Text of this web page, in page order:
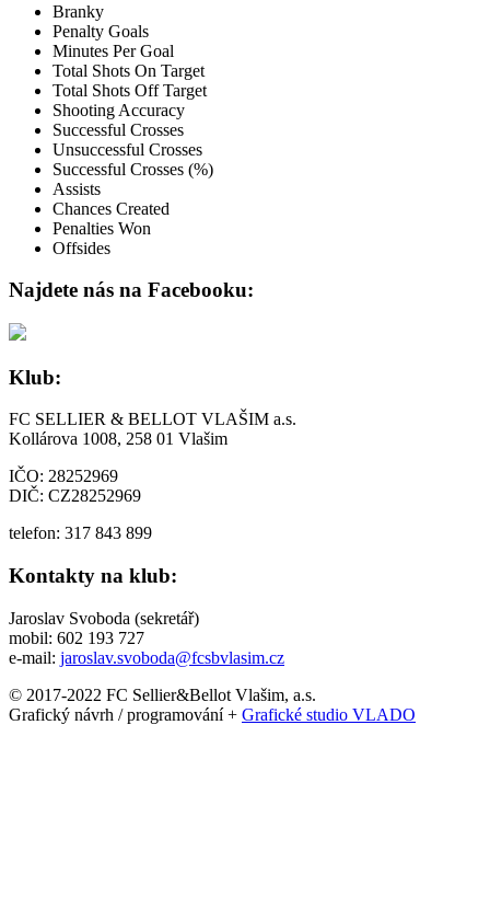
Branky
Penalty Goals
Minutes Per Goal
Total Shots On Target
Total Shots Off Target
Shooting Accuracy
Successful Crosses
Unsuccessful Crosses
Successful Crosses (%)
Assists
Chances Created
Penalties Won
Offsides
Najdete nás na Facebooku:
Klub:
FC SELLIER & BELLOT VLAŠIM a.s.
Kollárova 1008, 258 01 Vlašim
IČO: 28252969
DIČ: CZ28252969
telefon: 317 843 899
Kontakty na klub:
Jaroslav Svoboda (sekretář)
mobil: 602 193 727
e-mail: jaroslav.svoboda@fcsbvlasim.cz
© 2017-2022 FC Sellier&Bellot Vlašim, a.s.
Grafický návrh / programování + Grafické studio VLADO